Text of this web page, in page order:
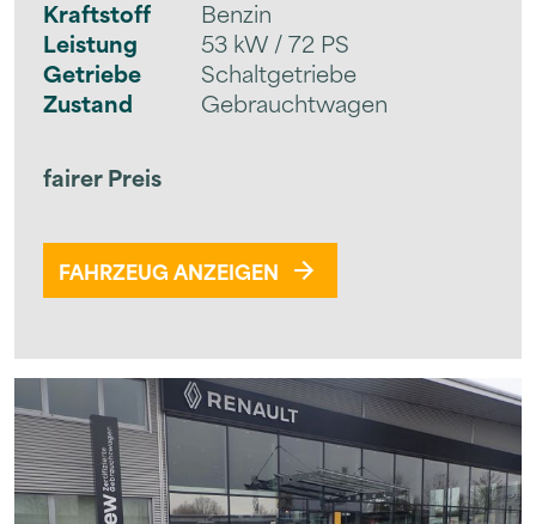
Kraftstoff
Benzin
Leistung
53 kW / 72 PS
Getriebe
Schaltgetriebe
Zustand
Gebrauchtwagen
fairer Preis
FAHRZEUG ANZEIGEN